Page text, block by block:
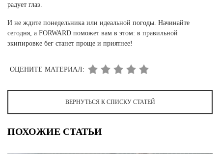
радует глаз.
И не ждите понедельника или идеальной погоды. Начинайте
сегодня, а FORWARD поможет вам в этом: в правильной
экипировке бег станет проще и приятнее!
ОЦЕНИТЕ МАТЕРИАЛ:
ВЕРНУТЬСЯ К СПИСКУ СТАТЕЙ
ПОХОЖИЕ СТАТЬИ